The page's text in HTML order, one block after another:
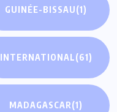
GUINÉE-BISSAU(1)
INTERNATIONAL(61)
MADAGASCAR(1)